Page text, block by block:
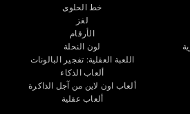
خط الحلوى
لغز
الأرقام
لون النحلة
اللعبة العقلية: تفجير البالونات
ألعاب الذكاء
ألعاب اون لاين من آجل الذاكرة
ألعاب عقلية